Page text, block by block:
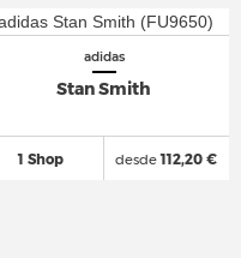
adidas
Stan Smith
1 Shop desde112,20 €